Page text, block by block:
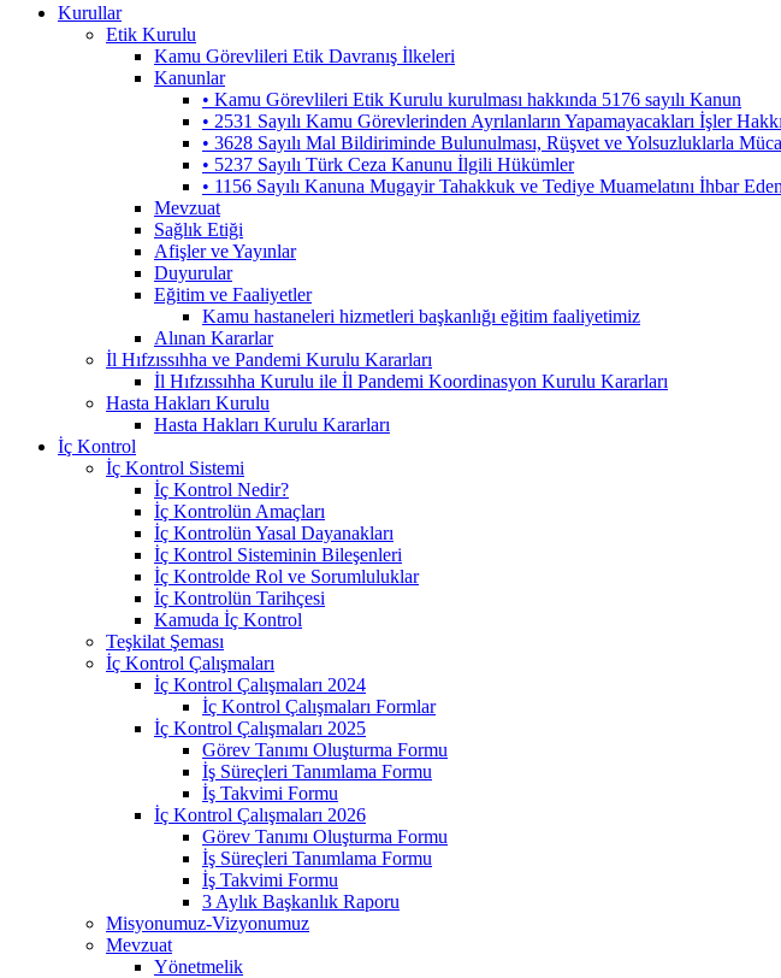
Kurullar
Etik Kurulu
Kamu Görevlileri Etik Davranış İlkeleri
Kanunlar
• Kamu Görevlileri Etik Kurulu kurulması hakkında 5176 sayılı Kanun
• 2531 Sayılı Kamu Görevlerinden Ayrılanların Yapamayacakları İşler
• 3628 Sayılı Mal Bildiriminde Bulunulması, Rüşvet ve Yolsuzluklarla
• 5237 Sayılı Türk Ceza Kanunu İlgili Hükümler
• 1156 Sayılı Kanuna Mugayir Tahakkuk ve Tediye Muamelatını İhbar
Mevzuat
Sağlık Etiği
Afişler ve Yayınlar
Duyurular
Eğitim ve Faaliyetler
Kamu hastaneleri hizmetleri başkanlığı eğitim faaliyetimiz
Alınan Kararlar
İl Hıfzıssıhha ve Pandemi Kurulu Kararları
İl Hıfzıssıhha Kurulu ile İl Pandemi Koordinasyon Kurulu Kararları
Hasta Hakları Kurulu
Hasta Hakları Kurulu Kararları
İç Kontrol
İç Kontrol Sistemi
İç Kontrol Nedir?
İç Kontrolün Amaçları
İç Kontrolün Yasal Dayanakları
İç Kontrol Sisteminin Bileşenleri
İç Kontrolde Rol ve Sorumluluklar
İç Kontrolün Tarihçesi
Kamuda İç Kontrol
Teşkilat Şeması
İç Kontrol Çalışmaları
İç Kontrol Çalışmaları 2024
İç Kontrol Çalışmaları Formlar
İç Kontrol Çalışmaları 2025
Görev Tanımı Oluşturma Formu
İş Süreçleri Tanımlama Formu
İş Takvimi Formu
İç Kontrol Çalışmaları 2026
Görev Tanımı Oluşturma Formu
İş Süreçleri Tanımlama Formu
İş Takvimi Formu
3 Aylık Başkanlık Raporu
Misyonumuz-Vizyonumuz
Mevzuat
Yönetmelik